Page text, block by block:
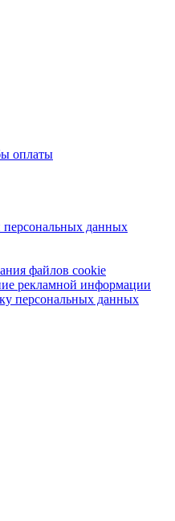
оплаты
персональных данных
файлов cookie
рекламной информации
персональных данных